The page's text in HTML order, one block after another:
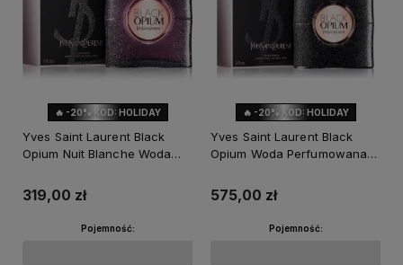
🔥 -20% KOD: HOLIDAY
Yves Saint Laurent Black
Opium Nuit Blanche Woda
319,00 zł
Pojemność:
🔥 -20% KOD: HOLIDAY
Yves Saint Laurent Black
Opium Woda Perfumowana
575,00 zł
Pojemność: